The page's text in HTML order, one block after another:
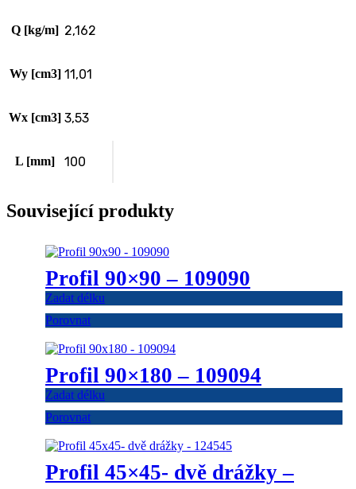
Q [kg/m] 2,162
Wy [cm3] 11,01
Wx [cm3] 3,53
L [mm] 100
Související produkty
Profil 90×90 – 109090
Zadat délku
Porovnat
Profil 90×180 – 109094
Zadat délku
Porovnat
Profil 45×45- dvě drážky –